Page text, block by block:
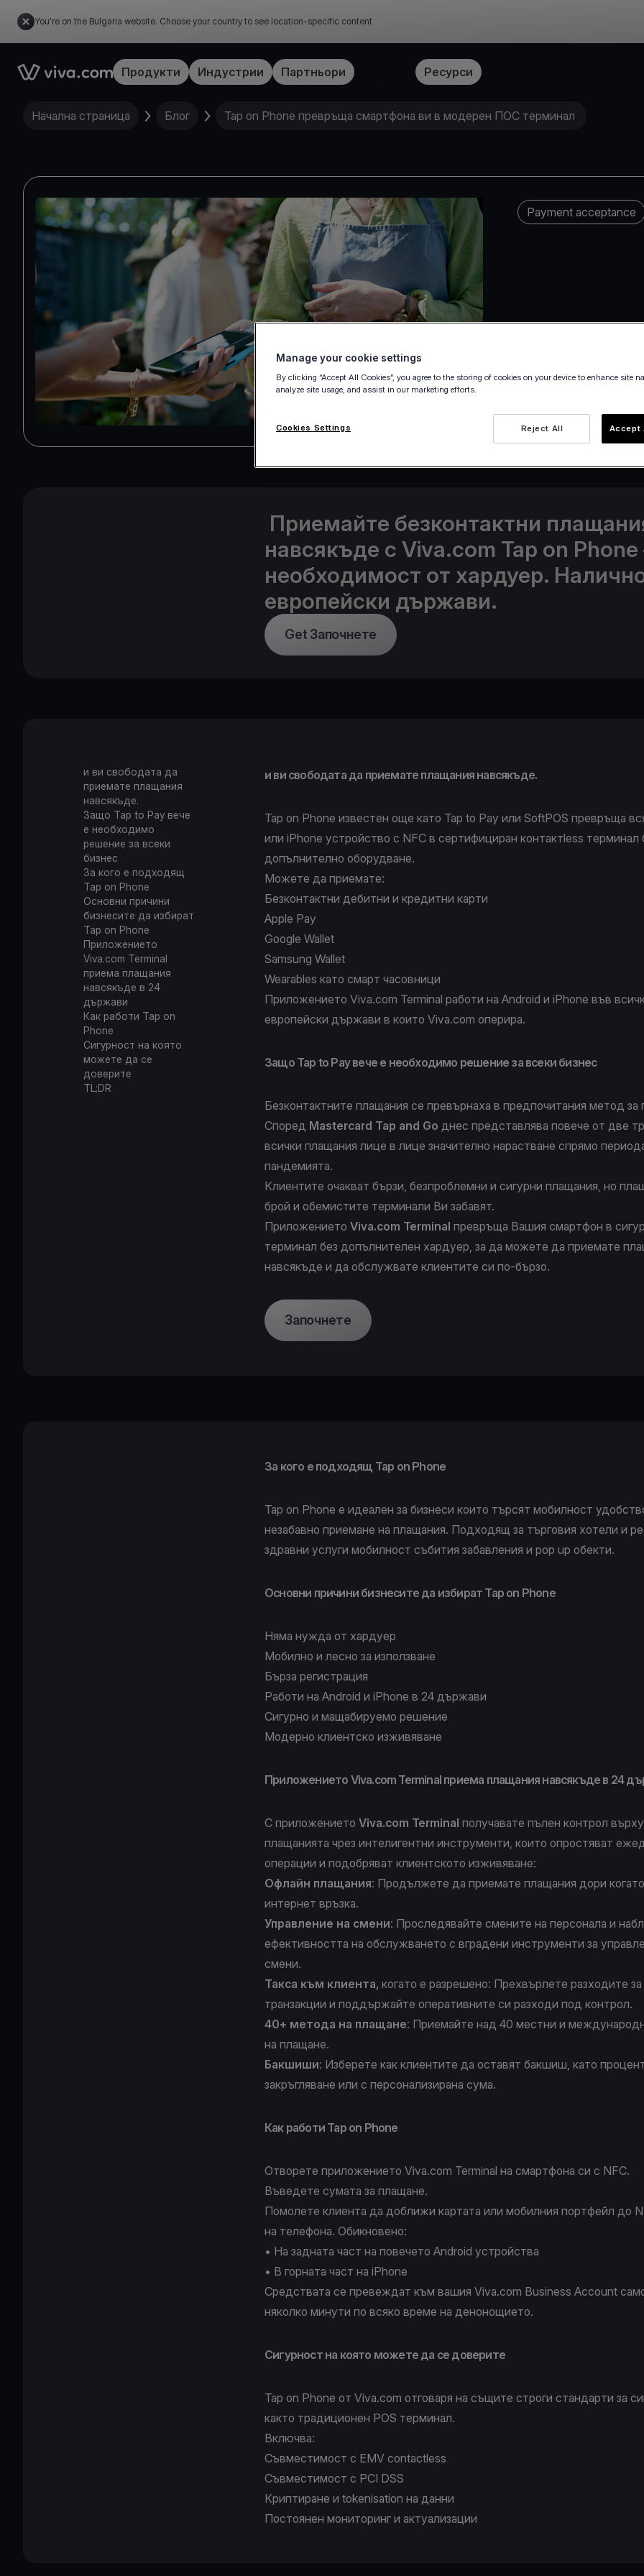
You're on the Bulgaria website. Choose your country to see location-specific content
Link to the homepageПродукти Индустрии Партньори Ресурси
Начална страница Блог Tap on Phone превръща смартфона ви в модерен ПОС терминал
Payment acceptance
25 May 2021
Приемайте безконтактни
навсякъде с Viva.com Tap on Phone
необходимост от хардуер.
европейски държави.
Get Започнете
и ви свободата да
приемате плащания
навсякъде.
Защо Tap to Pay вече
е необходимо
решение за всеки
бизнес
За кого е подходящ
Tap on Phone
Основни причини
бизнесите да избират
Tap on Phone
Приложението
Viva.com Terminal
приема плащания
навсякъде в 24
държави
Как работи Tap on
Phone
Сигурност на която
можете да се
доверите
TL;DR
и ви свободата да приемате плащания навсякъде.
Tap on Phone известен още като Tap to Pay или SoftPOS превръща
или iPhone устройство с NFC в сертифициран контактless терминал
допълнително оборудване.
Можете да приемате:
Безконтактни дебитни и кредитни карти
Apple Pay
Google Wallet
Samsung Wallet
Wearables като смарт часовници
Приложението Viva.com Terminal работи на Android и iPhone във
европейски държави в които Viva.com оперира.
Защо Tap to Pay вече е необходимо решение за всеки бизнес
Безконтактните плащания се превърнаха в предпочитания метод за
Според Mastercard Tap and Go днес представлява повече от две
всички плащания лице в лице значително нарастване спрямо
пандемията.
Клиентите очакват бързи, безпроблемни и сигурни плащания, но
брой и обемистите терминали Ви забавят.
Приложението Viva.com Terminal превръща Вашия смартфон в
терминал без допълнителен хардуер, за да можете да приемате
навсякъде и да обслужвате клиентите си по-бързо.
Започнете
За кого е подходящ Tap on Phone
Tap on Phone е идеален за бизнеси които търсят мобилност
незабавно приемане на плащания. Подходящ за търговия хотели и
здравни услуги мобилност събития забавления и pop up обекти.
Основни причини бизнесите да избират Tap on Phone
Няма нужда от хардуер
Мобилно и лесно за използване
Бърза регистрация
Работи на Android и iPhone в 24 държави
Сигурно и мащабируемо решение
Модерно клиентско изживяване
Приложението Viva.com Terminal приема плащания навсякъде в 24
С приложението Viva.com Terminal получавате пълен контрол върху
плащанията чрез интелигентни инструменти, които опростяват
операции и подобряват клиентското изживяване:
Офлайн плащания: Продължете да приемате плащания дори
интернет връзка.
Управление на смени: Проследявайте смените на персонала и
ефективността на обслужването с вградени инструменти за
смени.
Такса към клиента, когато е разрешено: Прехвърлете разходите за
транзакции и поддържайте оперативните си разходи под контрол.
40+ метода на плащане: Приемайте над 40 местни и
на плащане.
Бакшиши: Изберете как клиентите да оставят бакшиш, като
закръгляване или с персонализирана сума.
Как работи Tap on Phone
Отворете приложението Viva.com Terminal на смартфона си с NFC.
Въведете сумата за плащане.
Помолете клиента да доближи картата или мобилния портфейл до
на телефона. Обикновено:
• На задната част на повечето Android устройства
• В горната част на iPhone
Средствата се превеждат към вашия Viva.com Business Account
няколко минути по всяко време на денонощието.
Сигурност на която можете да се доверите
Tap on Phone от Viva.com отговаря на същите строги стандарти за
както традиционен POS терминал.
Включва:
Съвместимост с EMV contactless
Съвместимост с PCI DSS
Криптиране и tokenisation на данни
Постоянен мониторинг и актуализации
Manage your cookie settings
By clicking “Accept All Cookies”, you agree to the storing of cookies on your device to enhance site
analyze site usage, and assist in our marketing efforts.
Reject All Accept
Cookies Settings